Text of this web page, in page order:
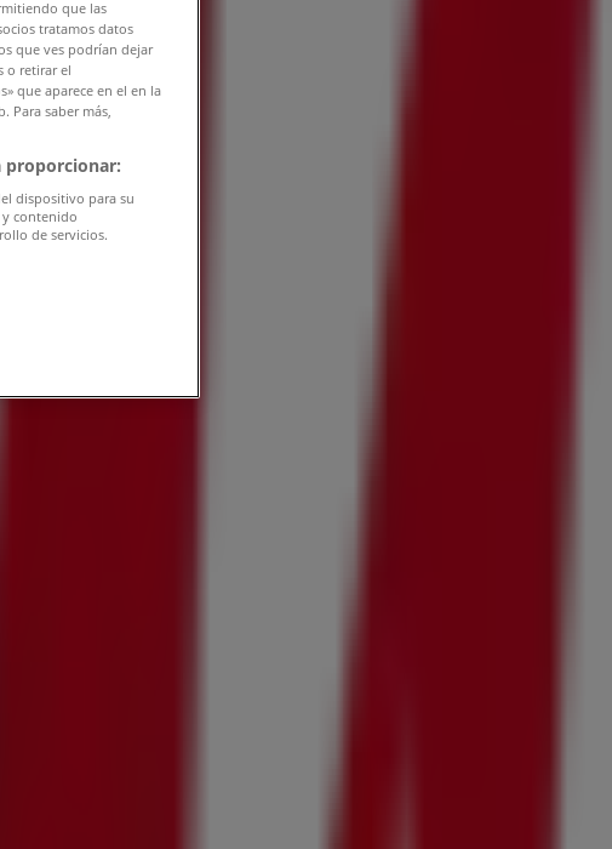
que las
tratamos datos
que ves podrían dejar
o retirar el
que aparece en el en la
Para saber más,
proporcionar:
dispositivo para su
contenido
de servicios.